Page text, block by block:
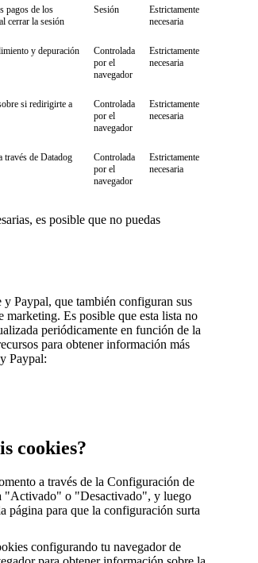
pagos de los
cerrar la sesión
Sesión
Estrictamente
necesaria
y depuración
Controlada
por el
navegador
Estrictamente
necesaria
si redirigirte a
Controlada
por el
navegador
Estrictamente
necesaria
través de Datadog
Controlada
por el
navegador
Estrictamente
necesaria
es posible que no puedas
Paypal, que también configuran sus
Es posible que esta lista no
periódicamente en función de la
para obtener información más
Paypal:
cookies?
a través de la Configuración de
"Activado" o "Desactivado", y luego
página para que la configuración surta
configurando tu navegador de